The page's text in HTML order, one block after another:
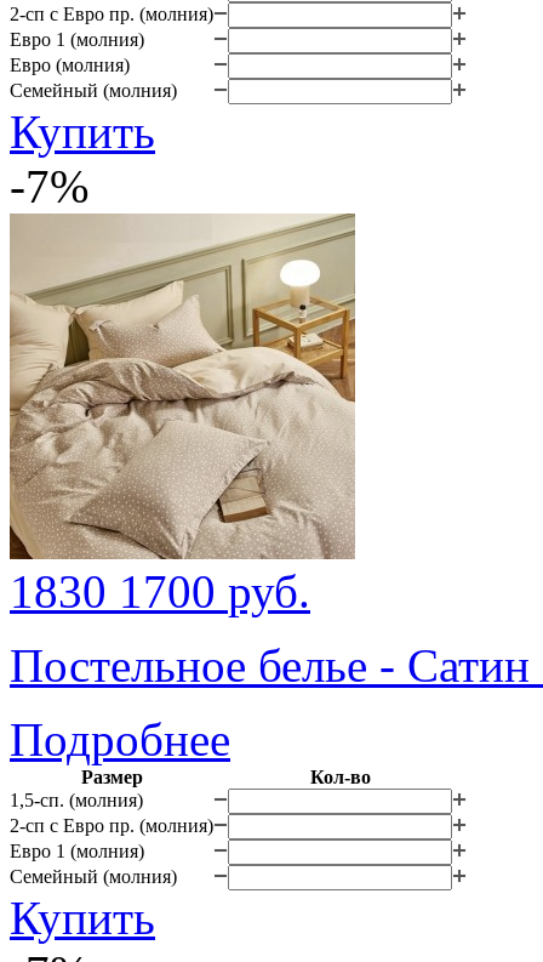
2-сп с Евро пр. (молния)
Евро 1 (молния)
Евро (молния)
Семейный (молния)
Купить
-7%
1830 1700 руб.
Постельное белье -
Подробнее
Размер
Кол-во
1,5-сп. (молния)
2-сп с Евро пр. (молния)
Евро 1 (молния)
Семейный (молния)
Купить